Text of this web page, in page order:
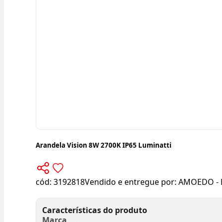
Arandela Vision 8W 2700K IP65 Luminatti
cód: 3192818Vendido e entregue por: AMOEDO -
Características do produto